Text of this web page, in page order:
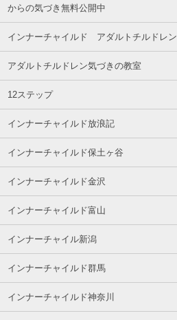
からの気づき無料公開中
インナーチャイルド アダルトチルドレン
アダルトチルドレン気づきの教室
12ステップ
インナーチャイルド放浪記
インナーチャイルド保土ヶ谷
インナーチャイルド金沢
インナーチャイルド富山
インナーチャイル新潟
インナーチャイルド群馬
インナーチャイルド神奈川